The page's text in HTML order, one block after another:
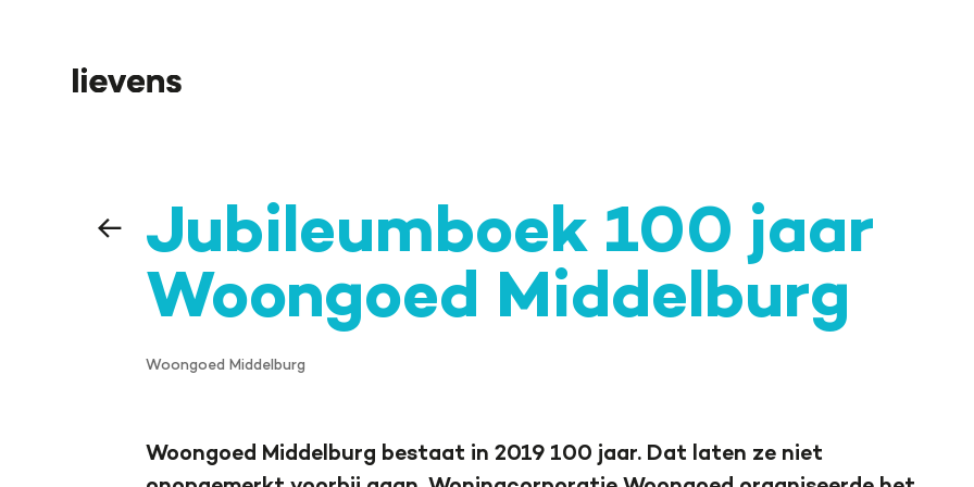
Jubileumboek 100 jaar
Woongoed Middelburg
Woongoed Middelburg
Woongoed Middelburg bestaat in 2019 100 jaar. Dat laten ze niet